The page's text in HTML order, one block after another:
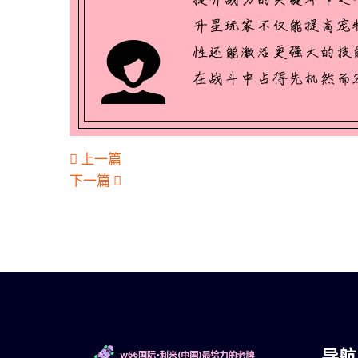
上一篇
下一篇